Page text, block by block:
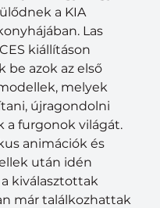
a KIA
Las
kiállításon
be azok az első
melyek
újragondolni
a furgonok világát.
animációk és
után idén
kiválasztottak
már találkozhattak